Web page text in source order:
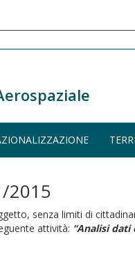
2015
senza limiti di
attività: “Analisi dati